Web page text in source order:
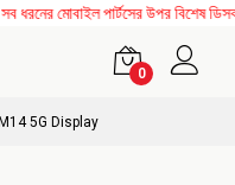
মোবাইল পার্টসের উপর বিশেষ
0
5G Display